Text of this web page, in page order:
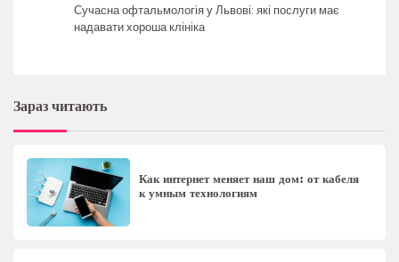
Сучасна офтальмологія у Львові: які послуги має
надавати хороша клініка
Зараз читають
Как интернет меняет наш дом: от кабеля
к умным технологиям